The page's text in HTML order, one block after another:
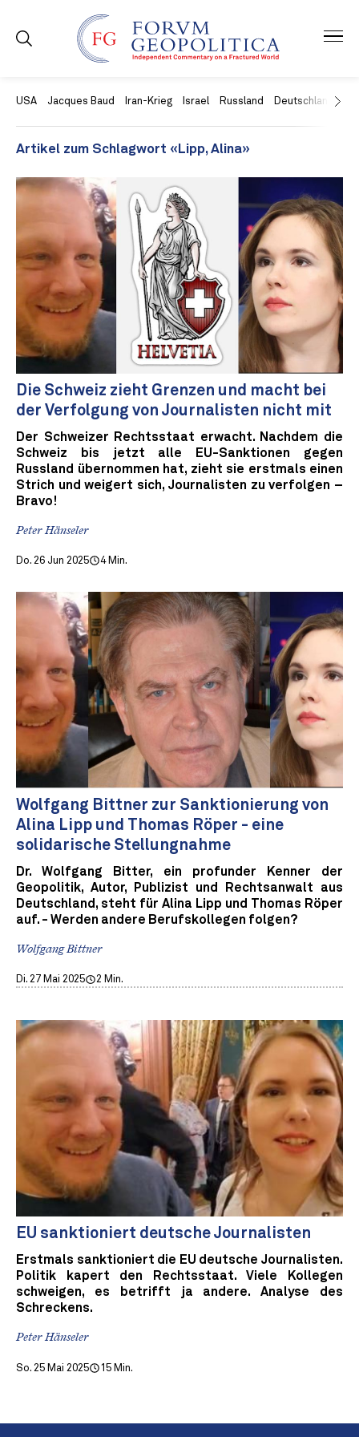
USA Jacques Baud Iran-Krieg Israel Russland Deutschland
Artikel zum Schlagwort «Lipp, Alina»
Die Schweiz zieht Grenzen und macht bei
der Verfolgung von Journalisten nicht mit
Der Schweizer Rechtsstaat erwacht. Nachdem die
Schweiz bis jetzt alle EU-Sanktionen gegen
Russland übernommen hat, zieht sie erstmals einen
Strich und weigert sich, Journalisten zu verfolgen –
Bravo!
Peter Hänseler
Do. 26 Jun 2025 4 Min.
Wolfgang Bittner zur Sanktionierung von
Alina Lipp und Thomas Röper - eine
solidarische Stellungnahme
Dr. Wolfgang Bitter, ein profunder Kenner der
Geopolitik, Autor, Publizist und Rechtsanwalt aus
Deutschland, steht für Alina Lipp und Thomas Röper
auf. - Werden andere Berufskollegen folgen?
Wolfgang Bittner
Di. 27 Mai 2025 2 Min.
EU sanktioniert deutsche Journalisten
Erstmals sanktioniert die EU deutsche Journalisten.
Politik kapert den Rechtsstaat. Viele Kollegen
schweigen, es betrifft ja andere. Analyse des
Schreckens.
Peter Hänseler
So. 25 Mai 2025 15 Min.